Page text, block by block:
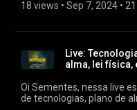
Chave Pix: 30.215.049/0001-22 Não esqueçam de
forma! Beijos! Neva
Amor e Bênçãos,
18 views • Sep 7, 2024 •
Live:
alma, lei física,
Oi Sementes, nessa live
de tecnologias, plano de